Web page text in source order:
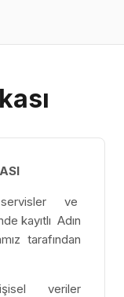
ve
kayıtlı Adın
tarafından
veriler